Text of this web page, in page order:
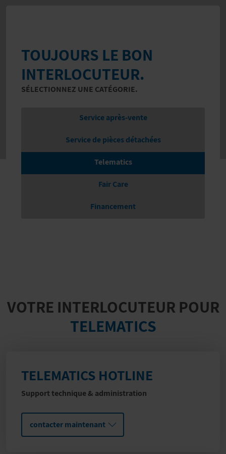
TOUJOURS LE BON
INTERLOCUTEUR.
SÉLECTIONNEZ UNE CATÉGORIE.
Service après-vente
Service de pièces détachées
Telematics
Fair Care
Financement
VOTRE INTERLOCUTEUR POUR
TELEMATICS
TELEMATICS HOTLINE
Support technique & administration
contacter maintenant